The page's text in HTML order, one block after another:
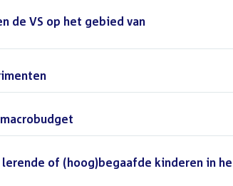
de VS op het gebied van
of (hoog)begaafde kinderen in